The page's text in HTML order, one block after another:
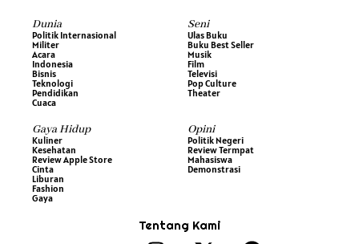
Dunia
Politik Internasional
Militer
Acara
Indonesia
Bisnis
Teknologi
Pendidikan
Cuaca
Seni
Ulas Buku
Buku Best Seller
Musik
Film
Televisi
Pop Culture
Theater
Gaya Hidup
Kuliner
Kesehatan
Review Apple Store
Cinta
Liburan
Fashion
Gaya
Opini
Politik Negeri
Review Termpat
Mahasiswa
Demonstrasi
Tentang Kami